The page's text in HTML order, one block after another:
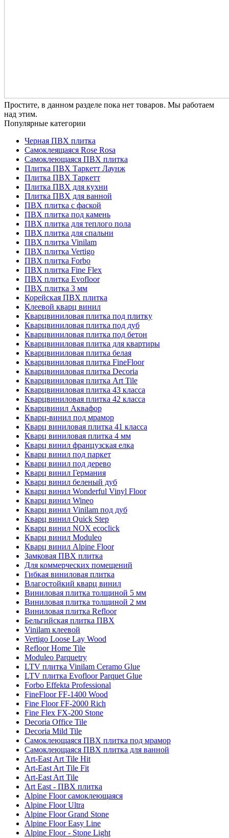
Простите, в данном разделе пока нет товаров. Мы работаем
над этим.
Популярные категории
Черная ПВХ плитка
Самоклеящаяся Rose Rosa
Самоклеющаяся ПВХ плитка
Плитка ПВХ Таркетт Лаунж
Плитка ПВХ Таркетт
Плитка ПВХ для кухни
Плитка ПВХ для ванной
ПВХ плитка с фаской
ПВХ плитка под камень
ПВХ плитка для теплого пола
ПВХ плитка для спальни
ПВХ плитка Vinilam
ПВХ плитка Vertigo
ПВХ плитка Forbo
ПВХ плитка Fine Flex
ПВХ плитка Evofloor
ПВХ плитка 3 мм
Корейская ПВХ плитка
Клеевой кварц винил
Кварцвиниловая плитка под плитку
Кварцвиниловая плитка под дуб
Кварцвиниловая плитка под бетон
Кварцвиниловая плитка для квартиры
Кварцвиниловая плитка белая
Кварцвиниловая плитка FineFloor
Кварцвиниловая плитка Decoria
Кварцвиниловая плитка Art Tile
Кварцвиниловая плитка 43 класса
Кварцвиниловая плитка 42 класса
Кварцвинил Аквафор
Кварц-винил под мрамор
Кварц виниловая плитка 41 класса
Кварц виниловая плитка 4 мм
Кварц винил французская елка
Кварц винил под паркет
Кварц винил под дерево
Кварц винил Германия
Кварц винил беленый дуб
Кварц винил Wonderful Vinyl Floor
Кварц винил Wineo
Кварц винил Vinilam под дуб
Кварц винил Quick Step
Кварц винил NOX ecoclick
Кварц винил Moduleo
Кварц винил Alpine Floor
Замковая ПВХ плитка
Для коммерческих помещений
Гибкая виниловая плитка
Влагостойкий кварц винил
Виниловая плитка толщиной 5 мм
Виниловая плитка толщиной 2 мм
Виниловая плитка Refloor
Бельгийская плитка ПВХ
Vinilam клеевой
Vertigo Loose Lay Wood
Refloor Home Tile
Moduleo Parquetry
LTV плитка Vinilam Ceramo Glue
LTV плитка Evofloor Parquet Glue
Forbo Effekta Professional
FineFloor FF-1400 Wood
Fine Floor FF-2000 Rich
Fine Flex FX-200 Stone
Decoria Office Tile
Decoria Mild Tile
Cамоклеющаяся ПВХ плитка под мрамор
Cамоклеющаяся ПВХ плитка для ванной
Art-East Art Tile Hit
Art-East Art Tile Fit
Art-East Art Tile
Art East - ПВХ плитка
Alpine Floor самоклеющаяся
Alpine Floor Ultra
Alpine Floor Grand Stone
Alpine Floor Easy Line
Alpine Floor - Stone Light